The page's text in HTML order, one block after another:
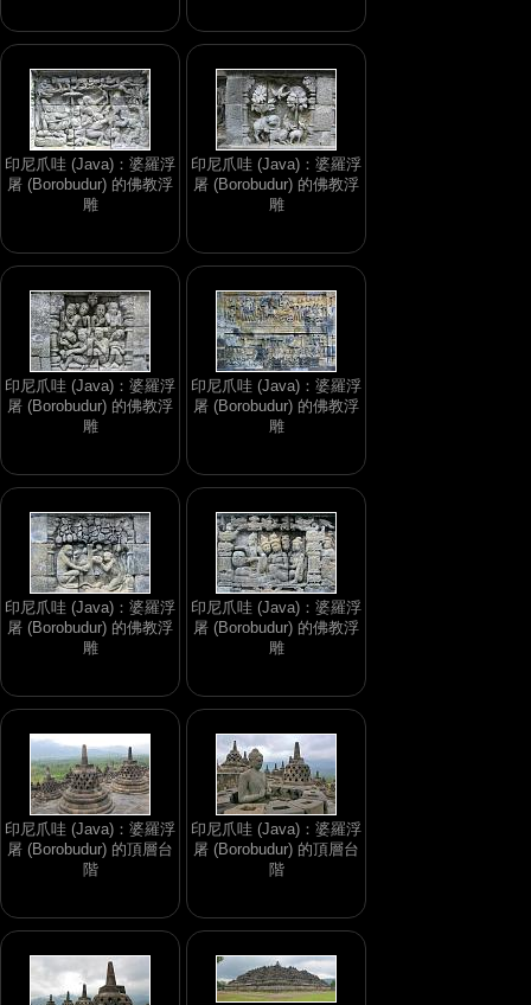
印尼爪哇 (Java)：婆羅浮
屠 (Borobudur) 的佛教浮
雕
印尼爪哇 (Java)：婆羅浮
屠 (Borobudur) 的佛教浮
雕
印尼爪哇 (Java)：婆羅浮
屠 (Borobudur) 的佛教浮
雕
印尼爪哇 (Java)：婆羅浮
屠 (Borobudur) 的佛教浮
雕
印尼爪哇 (Java)：婆羅浮
屠 (Borobudur) 的佛教浮
雕
印尼爪哇 (Java)：婆羅浮
屠 (Borobudur) 的佛教浮
雕
印尼爪哇 (Java)：婆羅浮
屠 (Borobudur) 的頂層台
階
印尼爪哇 (Java)：婆羅浮
屠 (Borobudur) 的頂層台
階